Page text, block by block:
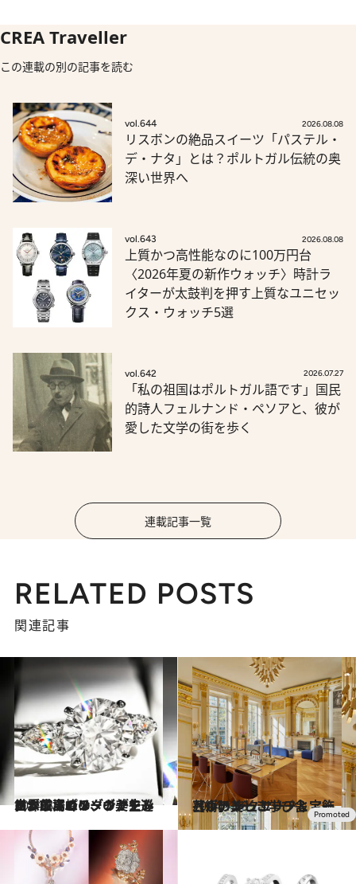
CREA Traveller
この連載の別の記事を読む
vol.644 2026.08.08
リスボンの絶品スイーツ「パステル・
デ・ナタ」とは？ポルトガル伝統の奥
深い世界へ
vol.643 2026.08.08
上質かつ高性能なのに100万円台
〈2026年夏の新作ウォッチ〉時計ラ
イターが太鼓判を押す上質なユニセッ
クス・ウォッチ5選
vol.642 2026.07.27
「私の祖国はポルトガル語です」国民
的詩人フェルナンド・ペソアと、彼が
愛した文学の街を歩く
連載記事一覧
RELATED POSTS
関連記事
2024.3.5
世界最高峰のダイヤモンドが並ぶパリ、ヴァンドーム広場のメゾンが生み出すジュエリーの美を巡る
ファッション 2024.1.19
【ヴァン クリーフ＆アーペル】 ジュエリーと宝飾芸術の美しき学び舎
カルチャー